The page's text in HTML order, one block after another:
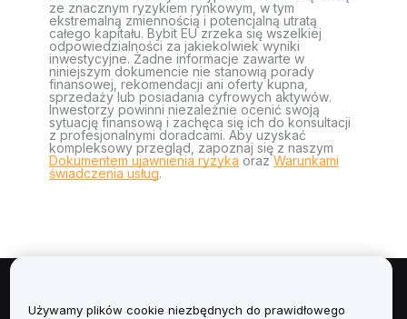
ze znacznym ryzykiem rynkowym, w tym
ekstremalną zmiennością i potencjalną utratą
całego kapitału. Bybit EU zrzeka się wszelkiej
odpowiedzialności za jakiekolwiek wyniki
inwestycyjne. Żadne informacje zawarte w
niniejszym dokumencie nie stanowią porady
finansowej, rekomendacji ani oferty kupna,
sprzedaży lub posiadania cyfrowych aktywów.
Inwestorzy powinni niezależnie ocenić swoją
sytuację finansową i zachęca się ich do konsultacji
z profesjonalnymi doradcami. Aby uzyskać
kompleksowy przegląd, zapoznaj się z naszym
Dokumentem ujawnienia ryzyka orazWarunkami
świadczenia usług.
Informacje
Używamy plików cookie niezbędnych do prawidłowego